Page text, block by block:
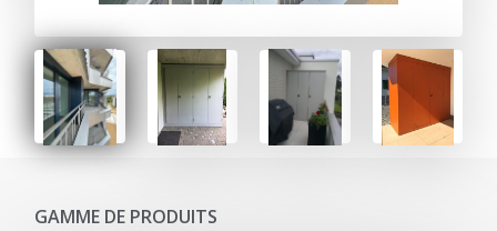
GAMME DE PRODUITS